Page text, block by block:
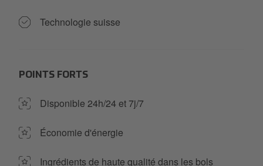
Technologie suisse
POINTS FORTS
Disponible 24h/24 et 7j/7
Économie d'énergie
Ingrédients de haute qualité dans les bols